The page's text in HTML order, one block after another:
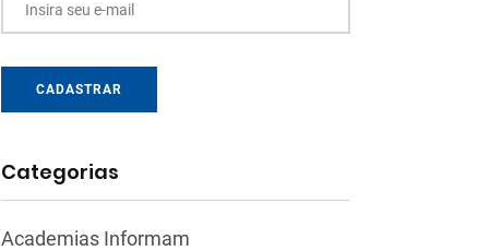
Insira seu e-mail
CADASTRAR
Categorias
Academias Informam